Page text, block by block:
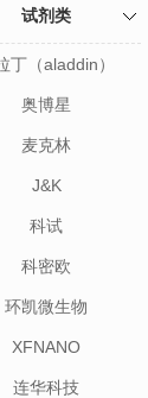
试剂类
丁（aladdin）
奥博星
麦克林
J&K
科试
科密欧
环凯微生物
XFNANO
连华科技